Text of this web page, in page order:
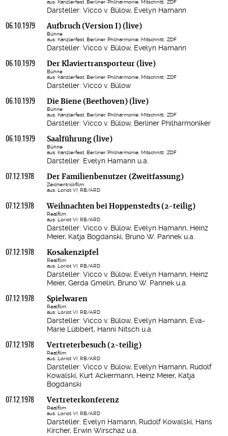
aus: Kanzlerfest, Berliner Philharmonie; Mitschnitt:: ZDF
Darsteller: Vicco v. Bülow, Evelyn Hamann
06.10.1979 Aufbruch (Version I) (live)
Bühne
aus: Kanzlerfest, Berliner Philharmonie; Mitschnitt:: ZDF
Darsteller: Vicco v. Bülow, Evelyn Hamann
06.10.1979 Der Klaviertransporteur (live)
Bühne
aus: Kanzlerfest, Berliner Philharmonie; Mitschnitt:: ZDF
Darsteller: Vicco v. Bülow
06.10.1979 Die Biene (Beethoven) (live)
Bühne
aus: Kanzlerfest, Berliner Philharmonie; Mitschnitt:: ZDF
Darsteller: Vicco v. Bülow, Berliner Philharmoniker
06.10.1979 Saalführung (live)
Bühne
aus: Kanzlerfest, Berliner Philharmonie; Mitschnitt:: ZDF
Darsteller: Evelyn Hamann u.a.
07.12.1978 Der Familienbenutzer (Zweitfassung)
Zeichentrickfilm
aus: Loriot VI, RB/ARD
07.12.1978 Weihnachten bei Hoppenstedts (2-teilig)
Realfilm
aus: Loriot VI, RB/ARD
Darsteller: Vicco v. Bülow, Evelyn Hamann, Heinz
Meier, Katja Bogdanski, Bruno W. Pannek u.a.
07.12.1978 Kosakenzipfel
Realfilm
aus: Loriot VI, RB/ARD
Darsteller: Vicco v. Bülow, Evelyn Hamann, Heinz
Meier, Gerda Gmelin, Bruno W. Pannek u.a.
07.12.1978 Spielwaren
Realfilm
aus: Loriot VI, RB/ARD
Darsteller: Vicco v. Bülow, Evelyn Hamann, Eva-
Marie Lübbert, Hanni Nitsch u.a.
07.12.1978 Vertreterbesuch (2-teilig)
Realfilm
aus: Loriot VI, RB/ARD
Darsteller: Vicco v. Bülow, Evelyn Hamann, Rudolf
Kowalski, Kurt Ackermann, Heinz Meier, Katja
Bogdanski
07.12.1978 Vertreterkonferenz
Realfilm
aus: Loriot VI, RB/ARD
Darsteller: Evelyn Hamann, Rudolf Kowalski, Hans
Kircher, Erwin Wirschaz u.a.